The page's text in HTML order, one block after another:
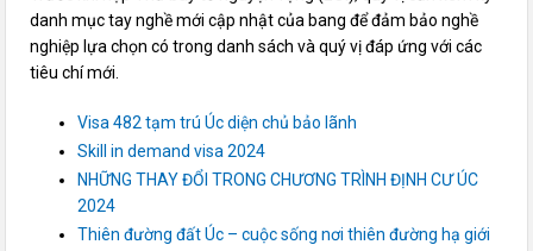
danh mục tay nghề mới cập nhật của bang để đảm bảo nghề
nghiệp lựa chọn có trong danh sách và quý vị đáp ứng với các
tiêu chí mới.
Visa 482 tạm trú Úc diện chủ bảo lãnh
Skill in demand visa 2024
NHỮNG THAY ĐỔI TRONG CHƯƠNG TRÌNH ĐỊNH CƯ ÚC
2024
Thiên đường đất Úc – cuộc sống nơi thiên đường hạ giới